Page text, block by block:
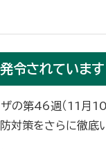
令されています
の第46週（11月
対策をさらに徹底